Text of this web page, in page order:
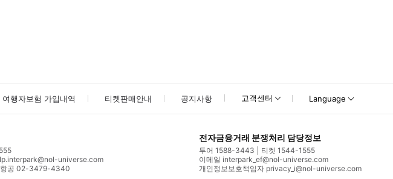
여행자보험 가입내역 티켓판매안내 공지사항 고객센터 Language
universe.com
항공 02-3479-4340
전자금융거래 분쟁처리 담당정보
투어 1588-3443
티켓 1544-1555
이메일 interpark_ef@nol-universe.com
개인정보보호책임자 privacy_i@nol-universe.com